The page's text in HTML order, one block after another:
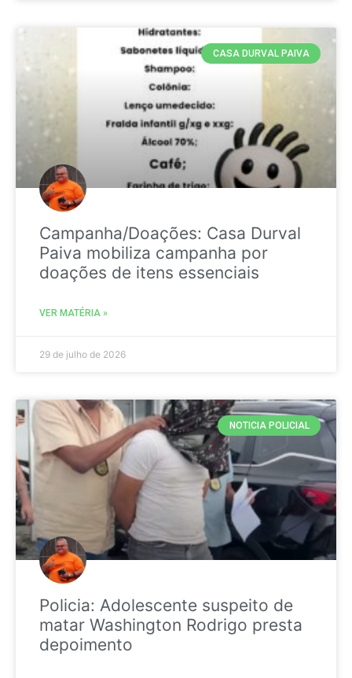
CASA DURVAL PAIVA
Campanha/Doações: Casa Durval
Paiva mobiliza campanha por
doações de itens essenciais
VER MATÉRIA »
29 de julho de 2026
NOTICIA POLICIAL
Policia: Adolescente suspeito de
matar Washington Rodrigo presta
depoimento